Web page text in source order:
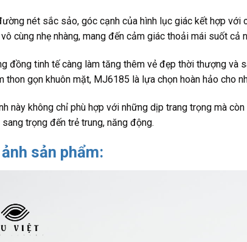
nét sắc sảo, góc cạnh của hình lục giác kết hợp với
cùng nhẹ nhàng, mang đến cảm giác thoải mái suốt cả
đồng tinh tế càng làm tăng thêm vẻ đẹp thời thượng và
thon gọn khuôn mặt, MJ6185 là lựa chọn hoàn hảo cho
này không chỉ phù hợp với những dịp trang trọng mà
sang trọng đến trẻ trung, năng động.
sản phẩm: